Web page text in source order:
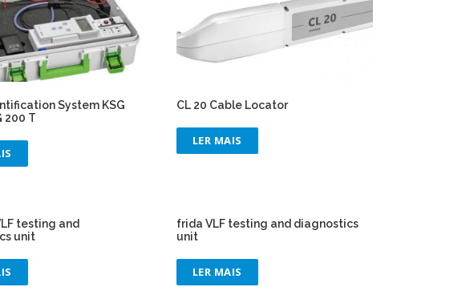
System KSG
200 T
CL 20 Cable Locator
LER MAIS
testing and
unit
frida VLF testing and diagnostics
unit
LER MAIS